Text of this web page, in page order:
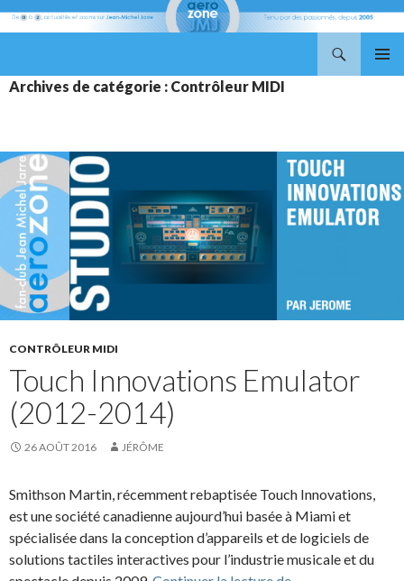
AU
Archives de catégorie : Contrôleur MIDI
CONTRÔLEUR MIDI
Touch Innovations Emulator
(2012-2014)
26 AOÛT 2016 JÉRÔME
Smithson Martin, récemment rebaptisée Touch Innovations,
est une société canadienne aujourd’hui basée à Miami et
spécialisée dans la conception d’appareils et de logiciels de
solutions tactiles interactives pour l’industrie musicale et du